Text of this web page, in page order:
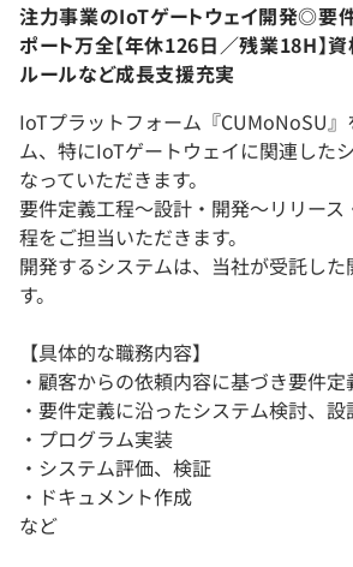
注力事業のIoTゲートウェイ開発◎要
ポート万全【年休126日／残業18H】
ルールなど成長支援充実
IoTプラットフォーム『CUMoNoSU
ム、特にIoTゲートウェイに関連した
なっていただきます。
要件定義工程～設計・開発～リリー
程をご担当いただきます。
開発するシステムは、当社が受託した
す。
【具体的な職務内容】
・顧客からの依頼内容に基づき要件
・要件定義に沿ったシステム検討、設
・プログラム実装
・システム評価、検証
・ドキュメント作成
など